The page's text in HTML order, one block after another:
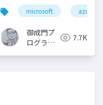
microsoft azure
御成門プ
ログラマ
7.7K